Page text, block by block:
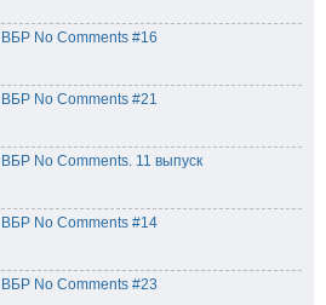
No Comments #16
No Comments #21
No Comments. 11 выпуск
ВБР No Comments #14
No Comments #23